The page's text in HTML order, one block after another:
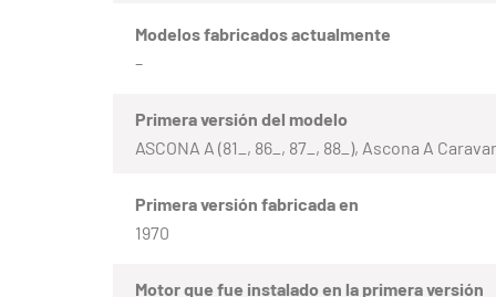
Modelos fabricados actualmente
–
Primera versión del modelo
ASCONA A (81_, 86_, 87_, 88_), Ascona A
Primera versión fabricada en
1970
Motor que fue instalado en la primera versión